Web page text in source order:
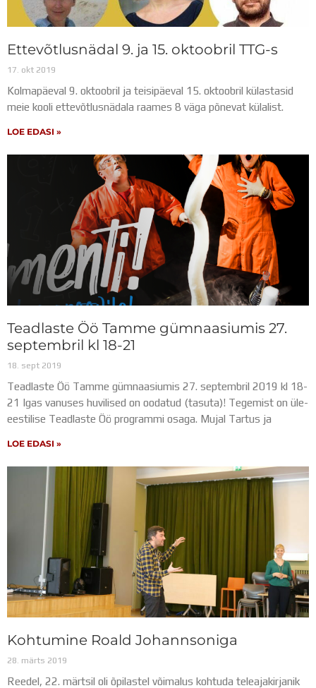
Ettevõtlusnädal 9. ja 15. oktoobril TTG-s
17. okt 2019
Kolmapäeval 9. oktoobril ja teisipäeval 15. oktoobril külastasid
meie kooli ettevõtlusnädala raames 8 väga põnevat külalist.
LOE EDASI »
Teadlaste Öö Tamme gümnaasiumis 27.
septembril kl 18-21
18. sept 2019
Teadlaste Öö Tamme gümnaasiumis 27. septembril 2019 kl 18-
21 Igas vanuses huvilised on oodatud (tasuta)! Tegemist on üle-
eestilise Teadlaste Öö programmi osaga. Mujal Tartus ja
LOE EDASI »
Kohtumine Roald Johannsoniga
28. märts 2019
Reedel, 22. märtsil oli õpilastel võimalus kohtuda teleajakirjanik